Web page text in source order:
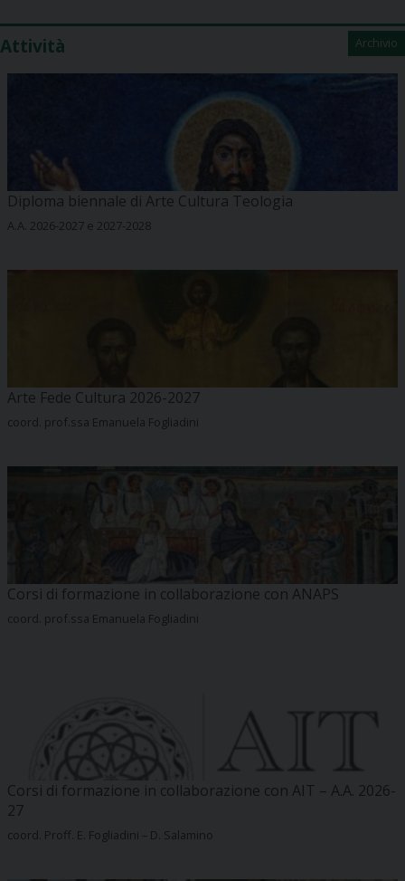
Attività Archivio
Diploma biennale di Arte Cultura Teologia
A.A. 2026-2027 e 2027-2028
Arte Fede Cultura 2026-2027
coord. prof.ssa Emanuela Fogliadini
Corsi di formazione in collaborazione con ANAPS
coord. prof.ssa Emanuela Fogliadini
Corsi di formazione in collaborazione con AIT – A.A. 2026-
27
coord. Proff. E. Fogliadini – D. Salamino